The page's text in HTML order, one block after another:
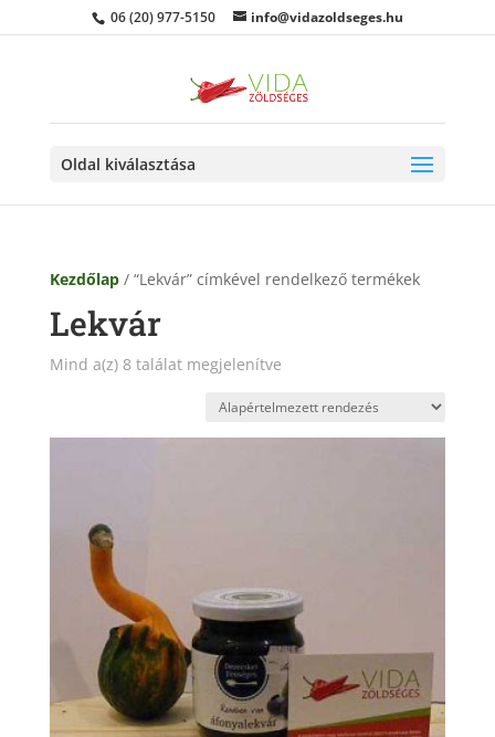
06 (20) 977-5150 info@vidazoldseges.hu
Oldal kiválasztása
Kezdőlap/ “Lekvár” címkével rendelkező termékek
Lekvár
Mind a(z) 8 találat megjelenítve